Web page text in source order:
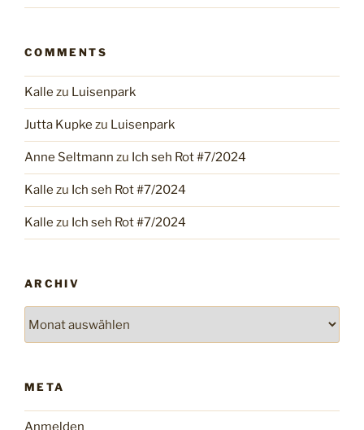
COMMENTS
Kalle zu Luisenpark
Jutta Kupke zu Luisenpark
Anne Seltmann zu Ich seh Rot #7/2024
Kalle zu Ich seh Rot #7/2024
Kalle zu Ich seh Rot #7/2024
ARCHIV
META
Anmelden